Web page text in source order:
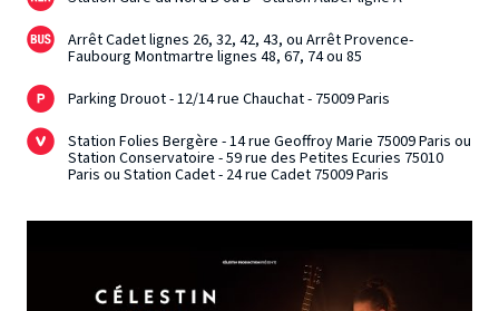
Arrêt Cadet lignes 26, 32, 42, 43, ou Arrêt Provence-
Faubourg Montmartre lignes 48, 67, 74 ou 85
Parking Drouot - 12/14 rue Chauchat - 75009 Paris
Station Folies Bergère - 14 rue Geoffroy Marie 75009 Paris ou
Station Conservatoire - 59 rue des Petites Ecuries 75010
Paris ou Station Cadet - 24 rue Cadet 75009 Paris